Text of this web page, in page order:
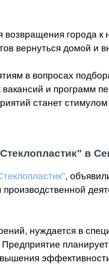
города
вернуться домой и
в вопросах
и программ
станет
в
,
нуждается в